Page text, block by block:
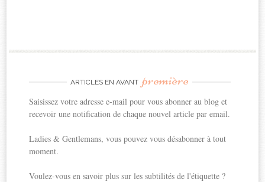
ARTICLES EN AVANT première
Saisissez votre adresse e-mail pour vous abonner au blog et
recevoir une notification de chaque nouvel article par email.
Ladies & Gentlemans, vous pouvez vous désabonner à tout
moment.
Voulez-vous en savoir plus sur les subtilités de l'étiquette ?